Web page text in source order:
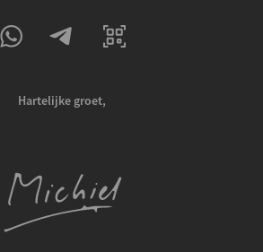
Hartelijke groet,